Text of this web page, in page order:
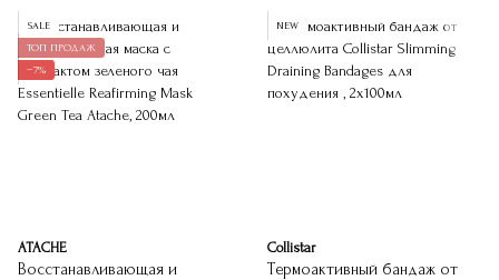
SALE
ТОП ПРОДАЖ
−7%
ATACHE
Восстанавливающая и
NEW
Collistar
Термоактивный бандаж от